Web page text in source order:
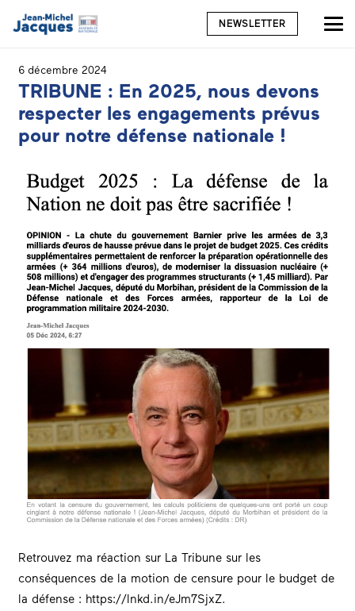
NEWSLETTER
6 décembre 2024
TRIBUNE : En 2025, nous devons
respecter les engagements prévus
pour notre défense nationale !
Retrouvez ma réaction sur La Tribune sur les
conséquences de la motion de censure pour le budget de
la défense : https://lnkd.in/eJm7SjxZ.